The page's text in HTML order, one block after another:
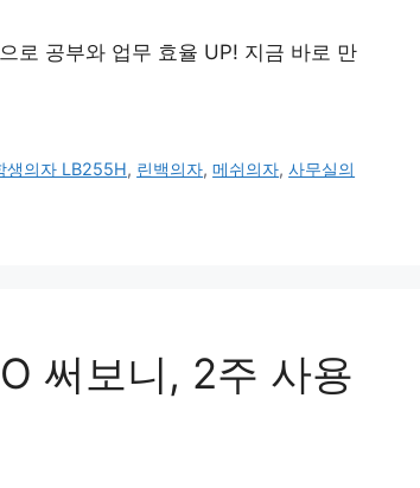
로 공부와 업무 효율 UP! 지금 바로 만
생의자 LB255H, 린백의자,메쉬의자,사무실의
써보니, 2주 사용